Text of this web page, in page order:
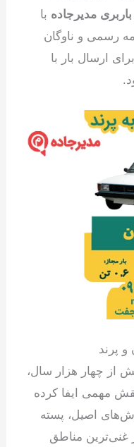
باربری مدیرجاده با
رسمی و ناوگان
ارسال بار با
پرند
از چهار هزار سال،
مهمی ایفا کرده
اصیل، پسته
غنی‌ترین مناطق